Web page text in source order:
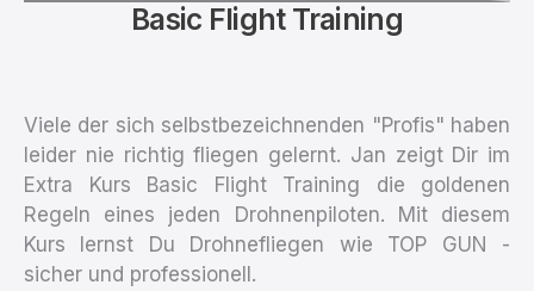
Basic Flight Training
Viele der sich selbstbezeichnenden "Profis" haben
leider nie richtig fliegen gelernt. Jan zeigt Dir im
Extra Kurs Basic Flight Training die goldenen
Regeln eines jeden Drohnenpiloten. Mit diesem
Kurs lernst Du Drohnefliegen wie TOP GUN -
sicher und professionell.